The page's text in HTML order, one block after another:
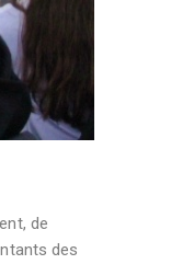
de
des